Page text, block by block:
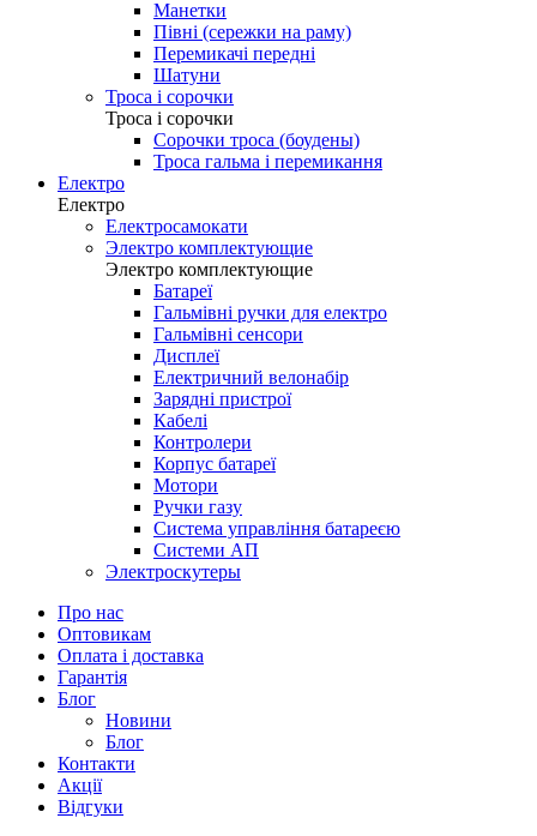
Манетки
Півні (сережки на раму)
Перемикачі передні
Шатуни
Троса і сорочки
Троса і сорочки
Сорочки троса (боудены)
Троса гальма і перемикання
Електро
Електро
Електросамокати
Электро комплектующие
Электро комплектующие
Батареї
Гальмівні ручки для електро
Гальмівні сенсори
Дисплеї
Електричний велонабір
Зарядні пристрої
Кабелі
Контролери
Корпус батареї
Мотори
Ручки газу
Система управління батареєю
Системи АП
Электроскутеры
Про нас
Оптовикам
Оплата і доставка
Гарантія
Блог
Новини
Блог
Контакти
Акції
Відгуки